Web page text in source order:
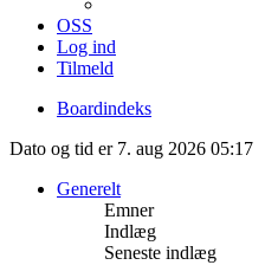
OSS
Log ind
Tilmeld
Boardindeks
Dato og tid er 7. aug 2026 05:17
Generelt
Emner
Indlæg
Seneste indlæg